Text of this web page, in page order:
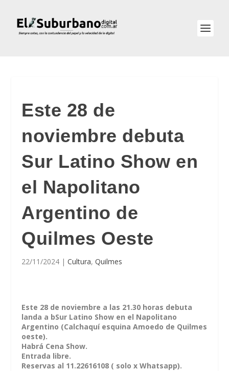
Este 28 de
noviembre debuta
Sur Latino Show en
el Napolitano
Argentino de
Quilmes Oeste
22/11/2024 |Cultura,Quilmes
Este 28 de noviembre a las 21.30 horas debuta
landa a bSur Latino Show en el Napolitano
Argentino (Calchaquí esquina Amoedo de Quilmes
oeste).
Habrá Cena Show.
Entrada libre.
Reservas al 11.22616108 ( solo x Whatsapp).